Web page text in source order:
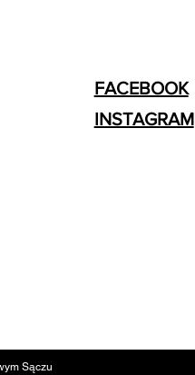
FACEBOOK
INSTAGRAM
Sączu